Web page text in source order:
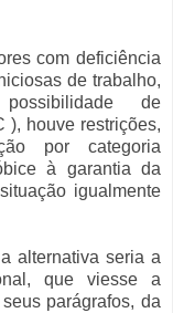
com deficiência
de trabalho,
de
), houve restrições,
por categoria
à garantia da
igualmente
alternativa seria a
que viesse a
parágrafos, da